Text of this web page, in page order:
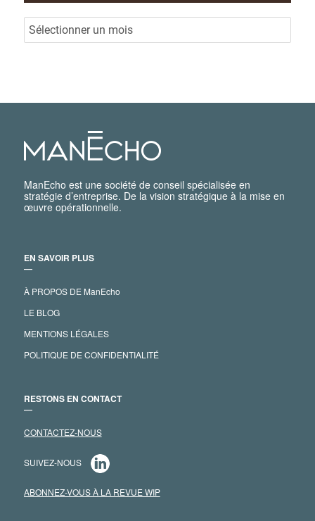
ManEcho est une société de conseil spécialisée en
stratégie d’entreprise. De la vision stratégique à la mise en
œuvre opérationnelle.
EN SAVOIR PLUS
―
À PROPOS DE ManEcho
LE BLOG
MENTIONS LÉGALES
POLITIQUE DE CONFIDENTIALITÉ
RESTONS EN CONTACT
―
CONTACTEZ-NOUS
SUIVEZ-NOUS
ABONNEZ-VOUS À LA REVUE WIP